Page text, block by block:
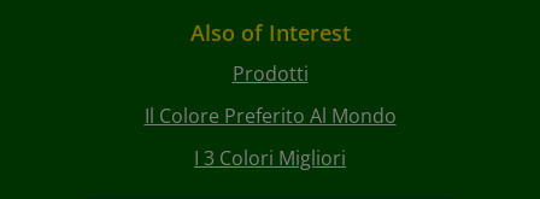
Also of Interest
Prodotti
Il Colore Preferito Al Mondo
I 3 Colori Migliori